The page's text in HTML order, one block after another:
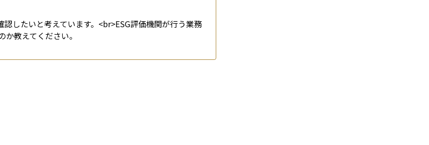
したいと考えています。<br>ESG評価機関が行う業務
教えてください。